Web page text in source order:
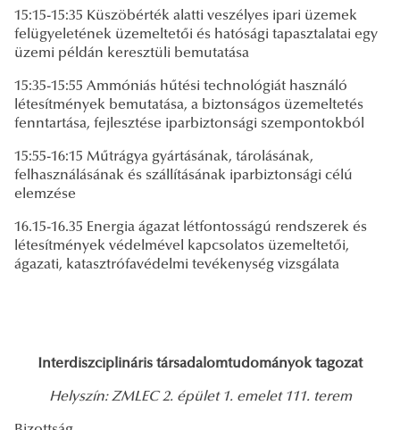
15:15-15:35 Küszöbérték alatti veszélyes ipari üzemek
felügyeletének üzemeltetői és hatósági tapasztalatai egy
üzemi példán keresztüli bemutatása
15:35-15:55 Ammóniás hűtési technológiát használó
létesítmények bemutatása, a biztonságos üzemeltetés
fenntartása, fejlesztése iparbiztonsági szempontokból
15:55-16:15 Műtrágya gyártásának, tárolásának,
felhasználásának és szállításának iparbiztonsági célú
elemzése
16.15-16.35 Energia ágazat létfontosságú rendszerek és
létesítmények védelmével kapcsolatos üzemeltetői,
ágazati, katasztrófavédelmi tevékenység vizsgálata
Interdiszciplináris társadalomtudományok tagozat
Helyszín: ZMLEC 2. épület 1. emelet 111. terem